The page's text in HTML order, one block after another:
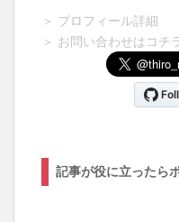
＞ プロフィール詳細
＞ お問い合わせはコチ
記事が役に立ったら